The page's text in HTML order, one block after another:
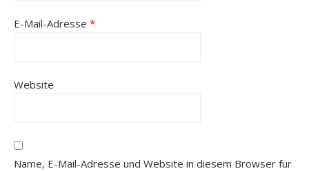
E-Mail-Adresse *
Website
Name, E-Mail-Adresse und Website in diesem Browser für